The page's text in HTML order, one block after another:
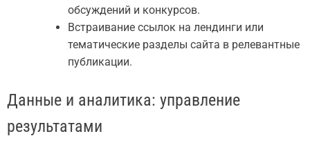
обсуждений и конкурсов.
Встраивание ссылок на лендинги или
тематические разделы сайта в релевантные
публикации.
Данные и аналитика: управление
результатами